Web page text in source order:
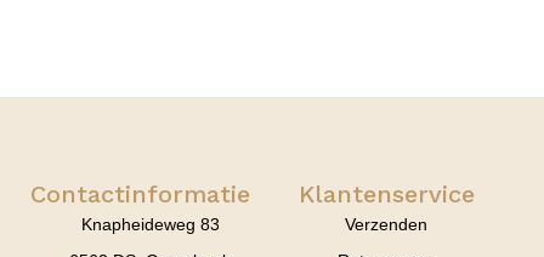
Contactinformatie
Knapheideweg 83
Klantenservice
Verzenden